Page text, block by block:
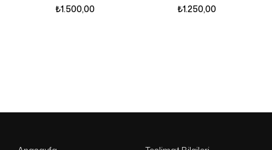
₺1.500,00 ₺1.250,00